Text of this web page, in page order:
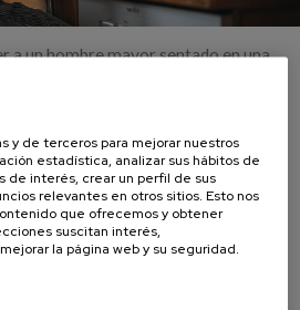
a un hombre mayor sentado en una
preparar una comida. Ante él,
una estufa de gas, donde se pueden
de la cocina es cálido y
de madera y una variedad de
en las estanterías. La luz natural
añade un aire luminoso y agradable
y de terceros para mejorar nuestros
estadística, analizar sus hábitos de
de interés, crear un perfil de sus
relevantes en otros sitios. Esto nos
que ofrecemos y obtener
suscitan interés,
la página web y su seguridad.